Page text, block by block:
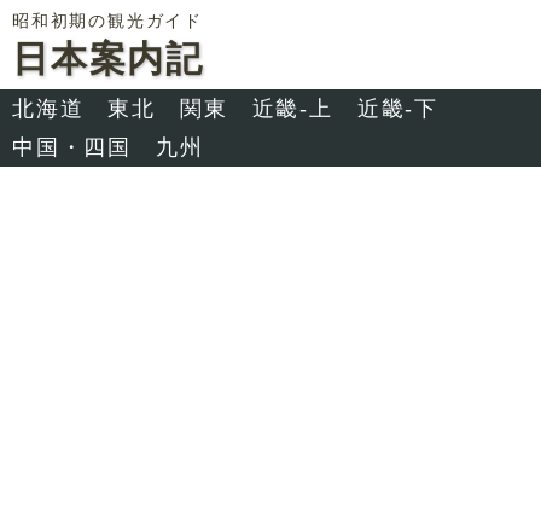
昭和初期の観光ガイド
日本案内記
北海道 東北 関東 近畿-上
近畿-下
中国・四国
九州